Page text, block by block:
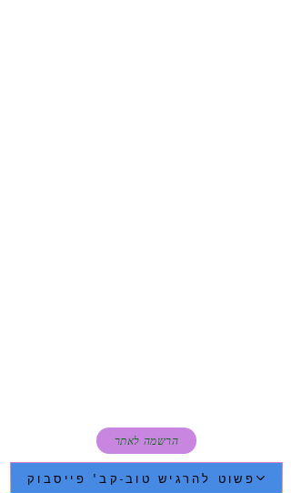
הרשמה לאתר
פשוט להרגיש טוב-קב' פייסבוק